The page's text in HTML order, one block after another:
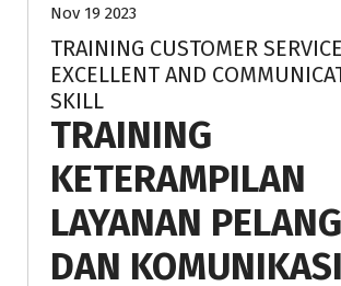
Nov 19 2023
TRAINING CUSTOMER SERVICE
EXCELLENT AND
SKILL
TRAINING
KETERAMPILAN
LAYANAN
DAN KOMUNIKASI